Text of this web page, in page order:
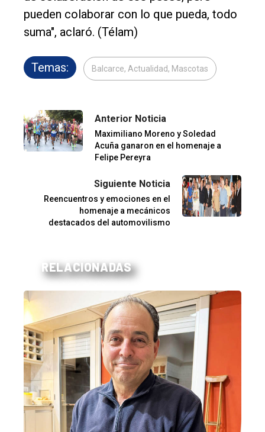
pueden colaborar con lo que pueda, todo
suma", aclaró. (Télam)
Temas: Balcarce, Actualidad, Mascotas
Anterior Noticia
Maximiliano Moreno y Soledad
Acuña ganaron en el homenaje a
Felipe Pereyra
Siguiente Noticia
Reencuentros y emociones en el
homenaje a mecánicos
destacados del automovilismo
RELACIONADAS